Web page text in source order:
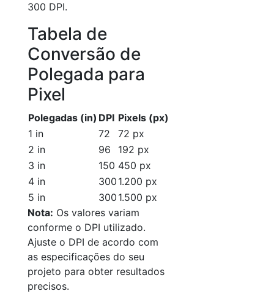
300 DPI.
Tabela de
Conversão de
Polegada para
Pixel
Polegadas (in) DPI Pixels (px)
1 in
72
72 px
2 in
96
192 px
3 in
150 450 px
4 in
300 1.200 px
5 in
300 1.500 px
Nota: Os valores variam
conforme o DPI utilizado.
Ajuste o DPI de acordo com
as especificações do seu
projeto para obter resultados
precisos.